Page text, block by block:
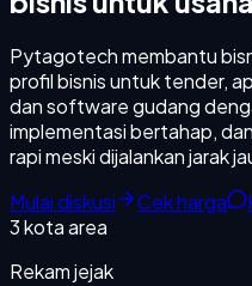
Pytagotech membantu
profil bisnis untuk tender,
dan software gudang
implementasi bertahap,
rapi meski dijalankan jarak
Mulai diskusi
Cek harga
3kota area
Rekam jejak